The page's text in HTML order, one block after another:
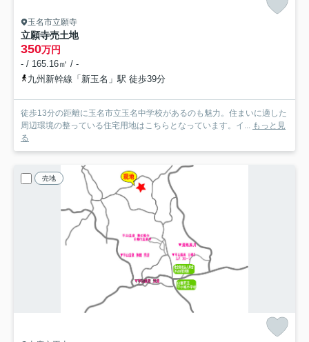
玉名市立願寺
立願寺売土地
350万円
- / 165.16㎡ / -
九州新幹線「新玉名」駅 徒歩39分
徒歩13分の距離に玉名市立玉名中学校があるのも魅力。住まいに適した
周辺環境の整っている住宅用地はこちらとなっています。イ...
もっと見
る
売地